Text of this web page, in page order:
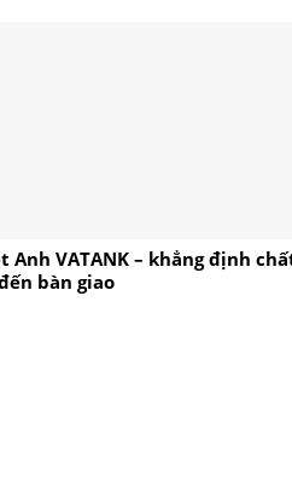
Anh VATANK – khẳng định
bàn giao